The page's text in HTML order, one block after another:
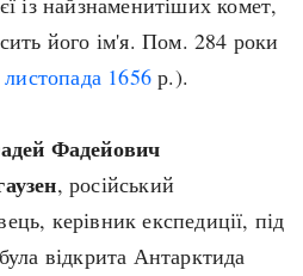
його ім'я. Пом. 284 роки
листопада 1656 р.).
Фадейович
, російський
керівник експедиції, під
відкрита Антарктида